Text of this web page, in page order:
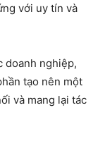
với uy tín và
doanh nghiệp,
tạo nên một
và mang lại tác